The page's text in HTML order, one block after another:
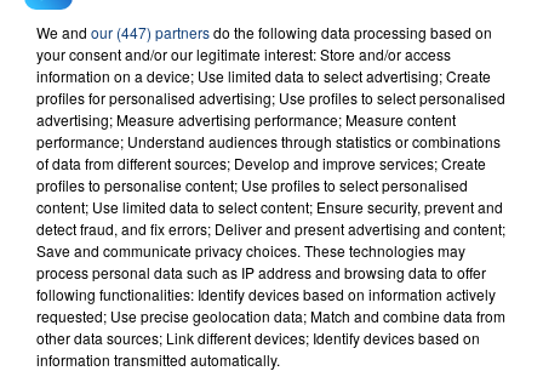
FIL D'ACTU
We and our (447) partnersdo the following data processing based on
your consent and/or our legitimate interest: Store and/or access
information on a device; Use limited data to select advertising; Create
profiles for personalised advertising; Use profiles to select personalised
advertising; Measure advertising performance; Measure content
performance; Understand audiences through statistics or combinations
of data from different sources; Develop and improve services; Create
profiles to personalise content; Use profiles to select personalised
content; Use limited data to select content; Ensure security, prevent and
detect fraud, and fix errors; Deliver and present advertising and content;
Save and communicate privacy choices. These technologies may
process personal data such as IP address and browsing data to offer
following functionalities: Identify devices based on information actively
requested; Use precise geolocation data; Match and combine data from
other data sources; Link different devices; Identify devices based on
information transmitted automatically.